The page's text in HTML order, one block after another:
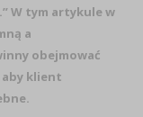
W tym artykule w
a
obejmować
klient